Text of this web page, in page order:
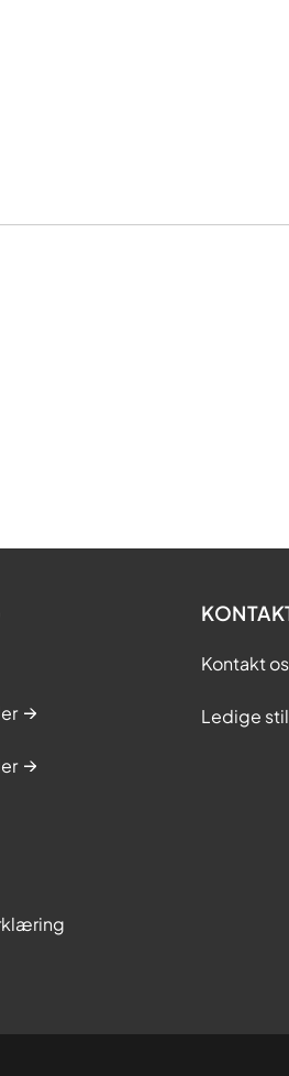
Kontakt
Ledige